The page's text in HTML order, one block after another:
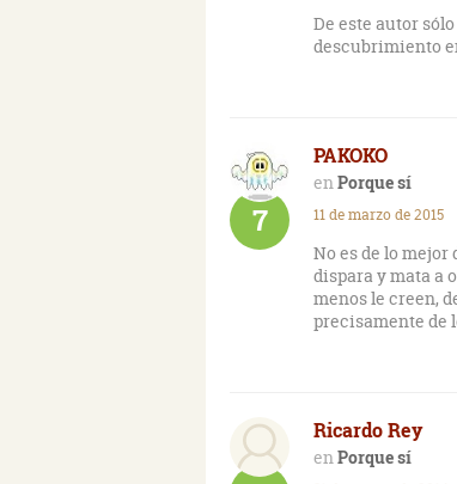
De este autor
descubrimiento
PAKOKO
Porque sí
7 11 de marzo de 2015
No es de lo
dispara y mata a
menos le creen,
precisamente de
Ricardo Rey
Porque sí